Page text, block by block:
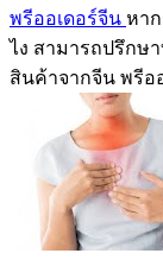
พรีออเดอร์จีน หาก
ไง สามารถปรึกษ
สินค้าจากจีน พรีอ